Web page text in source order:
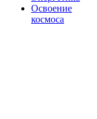
Освоение
космоса